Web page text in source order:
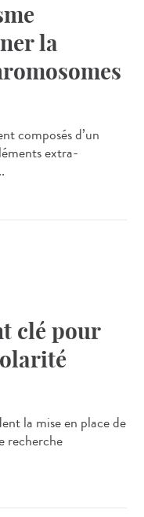
la
composés d’un
extra-
clé pour
la mise en place de
recherche